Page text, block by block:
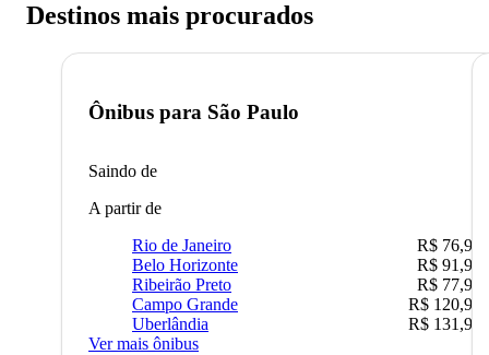
Destinos mais procurados
Ônibus para São Paulo
Saindo de
A partir de
Rio de Janeiro
R$ 76,90
Belo Horizonte
R$ 91,90
Ribeirão Preto
R$ 77,90
Campo Grande
R$ 120,90
Uberlândia
R$ 131,90
Ver mais ônibus